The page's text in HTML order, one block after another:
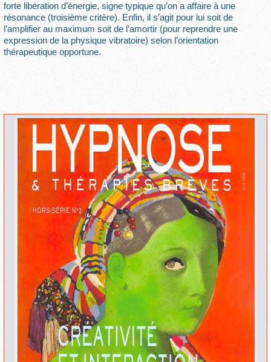
forte libération d’énergie, signe typique qu’on a affaire à une
résonance (troisième critère). Enfin, il s’agit pour lui soit de
l’amplifier au maximum soit de l’amortir (pour reprendre une
expression de la physique vibratoire) selon l’orientation
thérapeutique opportune.